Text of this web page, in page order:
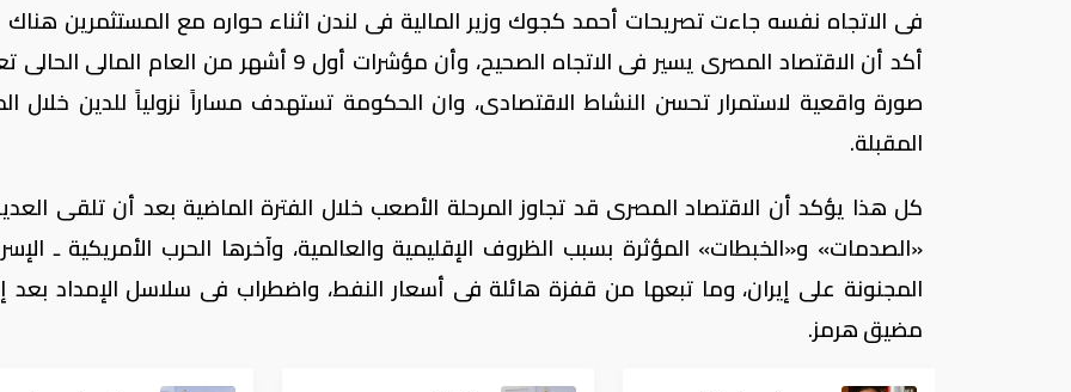
فى الاتجاه نفسه جاءت تصريحات أحمد كجوك وزير المالية فى لندن اثناء حواره مع المستثمرين هناك
أكد أن الاقتصاد المصرى يسير فى الاتجاه الصحيح، وأن مؤشرات أول 9 أشهر من العام
صورة واقعية لاستمرار تحسن النشاط الاقتصادى، وان الحكومة تستهدف مساراً نزولياً للدين خلال
المقبلة.
كل هذا يؤكد أن الاقتصاد المصرى قد تجاوز المرحلة الأصعب خلال الفترة الماضية بعد أن تلقى
«الصدمات» و«الخبطات» المؤثرة بسبب الظروف الإقليمية والعالمية، وآخرها الحرب الأمريكية ـ
المجنونة على إيران، وما تبعها من قفزة هائلة فى أسعار النفط، واضطراب فى سلاسل الإمداد بعد
مضيق هرمز.